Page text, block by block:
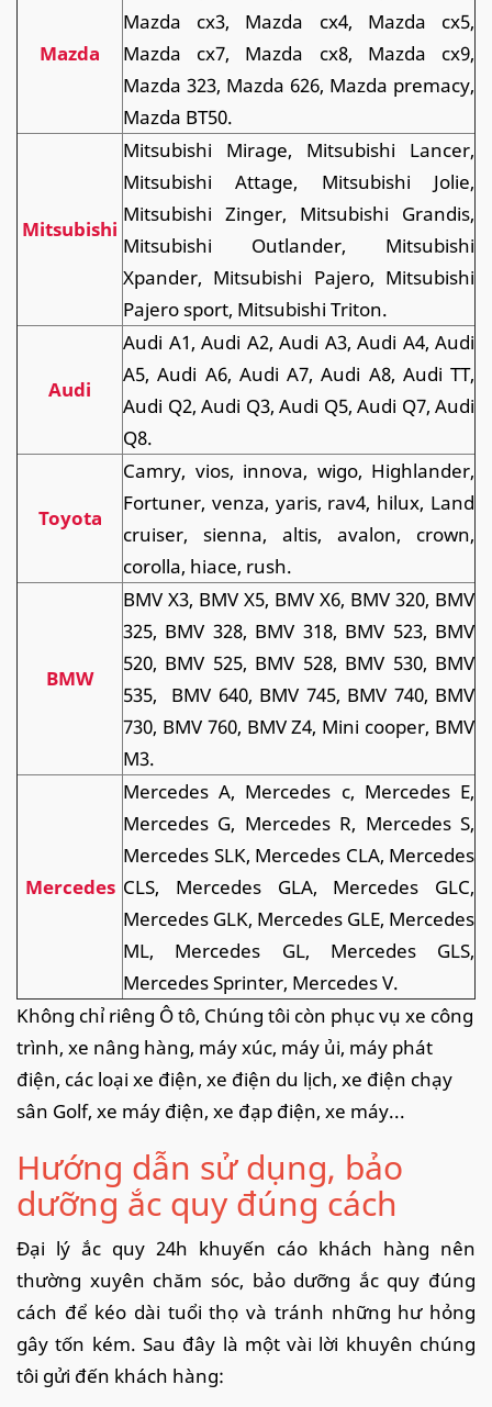
Mazda
Mazda cx3, Mazda cx4, Mazda cx5,
Mazda cx7, Mazda cx8, Mazda cx9,
Mazda 323, Mazda 626, Mazda premacy,
Mazda BT50.
Mitsubishi
Mitsubishi Mirage, Mitsubishi Lancer,
Mitsubishi Attage, Mitsubishi Jolie,
Mitsubishi Zinger, Mitsubishi Grandis,
Mitsubishi Outlander, Mitsubishi
Xpander, Mitsubishi Pajero, Mitsubishi
Pajero sport, Mitsubishi Triton.
Audi
Audi A1, Audi A2, Audi A3, Audi A4, Audi
A5, Audi A6, Audi A7, Audi A8, Audi TT,
Audi Q2, Audi Q3, Audi Q5, Audi Q7, Audi
Q8.
Toyota
Camry, vios, innova, wigo, Highlander,
Fortuner, venza, yaris, rav4, hilux, Land
cruiser, sienna, altis, avalon, crown,
corolla, hiace, rush.
BMW
BMV X3, BMV X5, BMV X6, BMV 320, BMV
325, BMV 328, BMV 318, BMV 523, BMV
520, BMV 525, BMV 528, BMV 530, BMV
535, BMV 640, BMV 745, BMV 740, BMV
730, BMV 760, BMV Z4, Mini cooper, BMV
M3.
Mercedes
Mercedes A, Mercedes c, Mercedes E,
Mercedes G, Mercedes R, Mercedes S,
Mercedes SLK, Mercedes CLA, Mercedes
CLS, Mercedes GLA, Mercedes GLC,
Mercedes GLK, Mercedes GLE, Mercedes
ML, Mercedes GL, Mercedes GLS,
Mercedes Sprinter, Mercedes V.
Không chỉ riêng Ô tô, Chúng tôi còn phục vụ xe công
trình, xe nâng hàng, máy xúc, máy ủi, máy phát
điện, các loại xe điện, xe điện du lịch, xe điện chạy
sân Golf, xe máy điện, xe đạp điện, xe máy...
Hướng dẫn sử dụng, bảo
dưỡng ắc quy đúng cách
Đại lý ắc quy 24h khuyến cáo khách hàng nên
thường xuyên chăm sóc, bảo dưỡng ắc quy đúng
cách để kéo dài tuổi thọ và tránh những hư hỏng
gây tốn kém. Sau đây là một vài lời khuyên chúng
tôi gửi đến khách hàng: